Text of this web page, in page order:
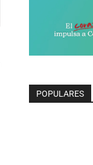
POPULARES